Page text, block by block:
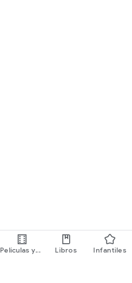
Películas y
Libros Infantiles